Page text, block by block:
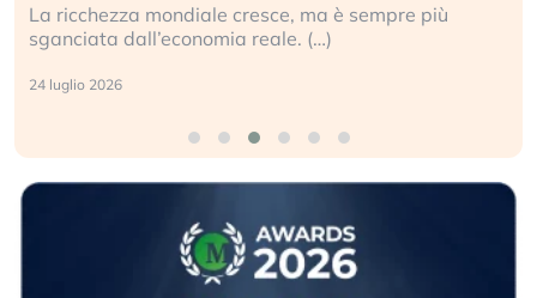
La ricchezza mondiale cresce, ma è sempre più
sganciata dall’economia reale. (…)
24 luglio 2026